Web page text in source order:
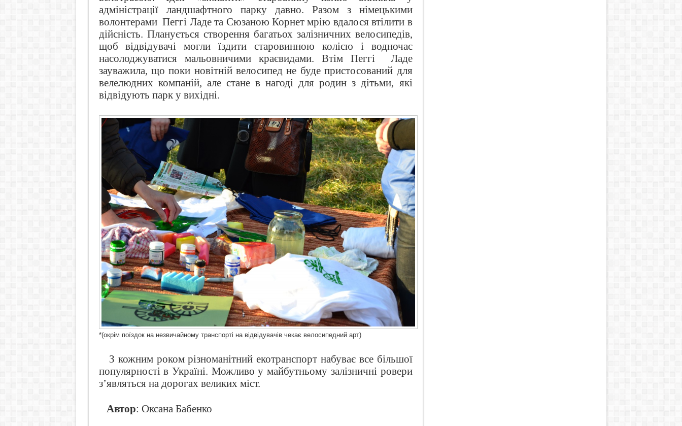
адміністрації ландшафтного парку давно. Разом з німецькими
волонтерами Пеггі Ладе та Сюзаною Корнет мрію вдалося втілити в
дійсність. Планується створення багатьох залізничних велосипедів,
щоб відвідувачі могли їздити старовинною колією і водночас
насолоджуватися мальовничими краєвидами. Втім Пеггі
Ладе
зауважила, що поки новітній велосипед не буде пристосований для
велелюдних компаній, але стане в нагоді для родин з дітьми, які
відвідують парк у вихідні.
*(окрім поїздок на незвичайному транспорті на відвідувачів чекає велосипедний арт)
З кожним роком різноманітний екотранспорт набуває все більшої
популярності в Україні. Можливо у майбутньому залізничні ровери
з’являться на дорогах великих міст.
Автор: Оксана Бабенко